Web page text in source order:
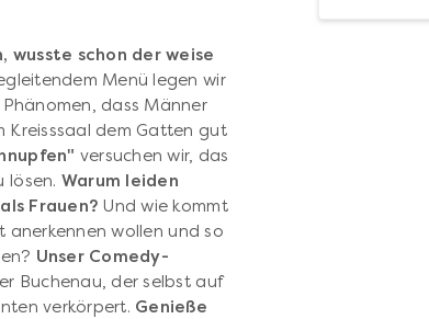
wusste schon der weise
Menü legen wir
dass Männer
Kreisssaal dem Gatten gut
versuchen wir, das
lösen. Warum leiden
Frauen? Und wie kommt
anerkennen wollen und so
Unser Comedy-
Buchenau, der selbst auf
verkörpert. Genieße